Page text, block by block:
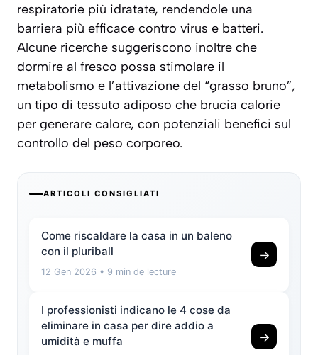
respiratorie più idratate, rendendole una
barriera più efficace contro virus e batteri.
Alcune ricerche suggeriscono inoltre che
dormire al fresco possa stimolare il
metabolismo e l’attivazione del “grasso bruno”,
un tipo di tessuto adiposo che brucia calorie
per generare calore, con potenziali benefici sul
controllo del peso corporeo.
ARTICOLI CONSIGLIATI
Come riscaldare la casa in un baleno
con il pluriball
12 Gen 2026 • 9 min de lecture
→
I professionisti indicano le 4 cose da
eliminare in casa per dire addio a
umidità e muffa
→